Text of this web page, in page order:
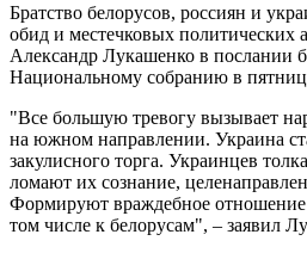
Братство белорусов, россиян и
обид и местечковых политических
Александр Лукашенко в послании
Национальному собранию в
"Все большую тревогу вызывает
на южном направлении. Украина
закулисного торга. Украинцев
ломают их сознание,
Формируют враждебное отношение
том числе к белорусам", – заявил